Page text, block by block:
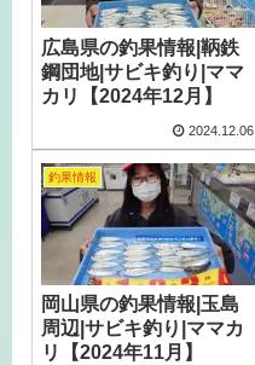
広島県の釣果情報|鞆鉄
鋼団地|サビキ釣り|ママ
カリ【2024年12月】
2024.12.06
釣果情報
岡山県の釣果情報|玉島
周辺|サビキ釣り|ママカ
リ【2024年11月】